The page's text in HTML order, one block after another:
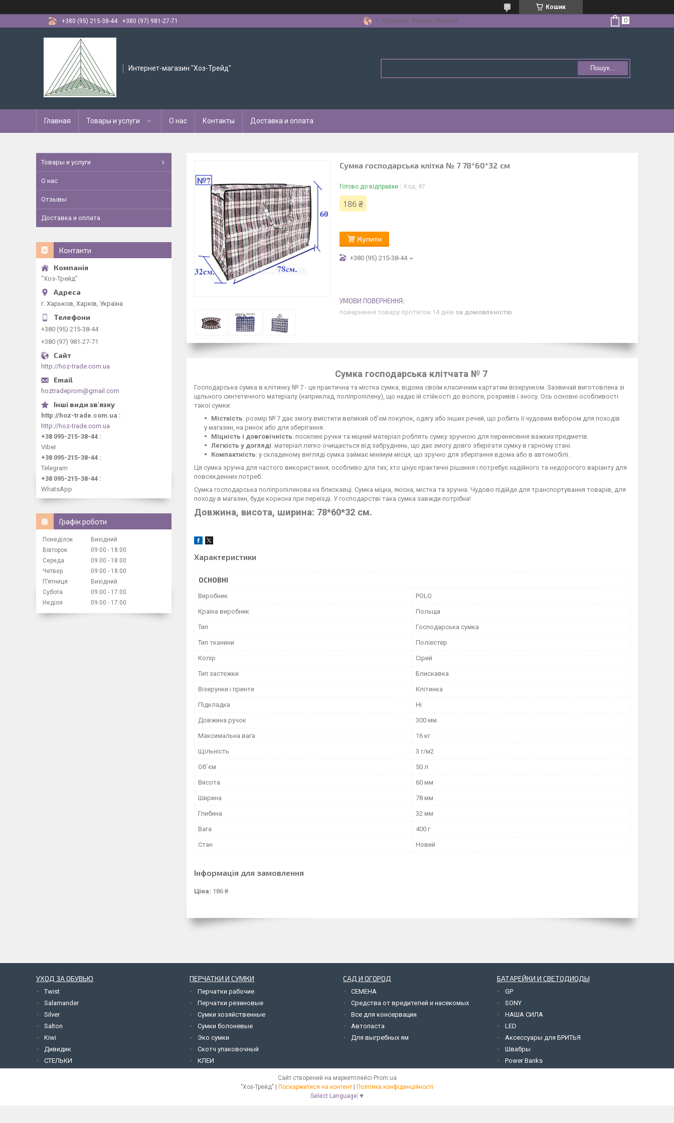
Кошик
+380 (95) 215-38-44
+380 (97) 981-27-71 г. Харьков, Харків, Україна
Интернет-магазин "Хоз-Трейд" Пошук...
Главная Товары и услуги О нас Контакты Доставка и оплата
Сумка господарська клітка № 7 78*60*32 см
Готово до відправки Код: #7
186 ₴
Купити
+380 (95) 215-38-44
повернення товару протягом 14 днів за домовленістю
Сумка господарська клітчата № 7
Господарська сумка в клітинку № 7 - це практична та містка сумка, відома своїм класичним картатим візерунком. Зазвичай виготовлена зі
щільного синтетичного матеріалу (наприклад, поліпропілену), що надає їй стійкості до вологи, розривів і зносу. Ось основні особливості
такої сумки:
Місткість: розмір № 7 дає змогу вмістити великий об'єм покупок, одягу або інших речей, що робить її чудовим вибором для походів
у магазин, на ринок або для зберігання.
Міцність і довговічність: посилені ручки та міцний матеріал роблять сумку зручною для перенесення важких предметів.
Легкість у догляді: матеріал легко очищається від забруднень, що дає змогу довго зберігати сумку в гарному стані.
Компактність: у складеному вигляді сумка займає мінімум місця, що зручно для зберігання вдома або в автомобілі.
Ця сумка зручна для частого використання, особливо для тих, хто цінує практичні рішення і потребує надійного та недорогого варіанту для
повсякденних потреб.
Сумка господарська поліпропіленова на блискавці. Сумка міцна, якісна, містка та зручна. Чудово підійде для транспортування товарів, для
походу в магазин, буде корисна при переїзді. У господарстві така сумка завжди потрібна!
Довжина, висота, ширина: 78*60*32 см.
Характеристики
ОСНОВНІ
Виробник POLO
Країна виробник Польща
Тип Господарська сумка
Тип тканини Поліестер
Колір Сірий
Тип застежки Блискавка
Візерунки і принти Клітинка
Підкладка Ні
Довжина ручок 300 мм
Максимальна вага 16 кг
Щільність 3 г/м2
Об`єм 50 л
Висота 60 мм
Ширина 78 мм
Глибина 32 мм
Вага 400 г
Стан Новий
Інформація для замовлення
Ціна: 186 ₴
Товары и услуги
О нас
Отзывы
Доставка и оплата
Контакти
"Хоз-Трейд"
г. Харьков, Харків, Україна
+380 (95) 215-38-44
+380 (97) 981-27-71
http://hoz-trade.com.ua
hoztradeprom@gmail.com
http://hoz-trade.com.ua
http://hoz-trade.com.ua
+38 095-215-38-44
Viber
+38 095-215-38-44
Telegram
+38 095-215-38-44
WhatsApp
Графік роботи
Понеділок
Вихідний
Вівторок
09:00
18:00
Середа
09:00
18:00
Четвер
09:00
18:00
Пʼятниця
Вихідний
Субота
09:00
17:00
Неділя
09:00 17:00
УХОД ЗА ОБУВЬЮ
Twist
Salamander
Silver
Salton
Kiwi
Дивидик
СТЕЛЬКИ
ПЕРЧАТКИ И СУМКИ
Перчатки рабочие
Перчатки резиновые
Сумки хозяйственные
Сумки болоневые
Эко сумки
Скотч упаковочный
КЛЕИ
САД И ОГОРОД
СЕМЕНА
Средства от вредителей и насекомых
Все для консервации
Автопаста
Для выгребных ям
БАТАРЕЙКИ И СВЕТОДИОДЫ
GP
SONY
НАША СИЛА
LED
Аксессуары для БРИТЬЯ
Швабры
Power Banks
Сайт створений на маркетплейсі Prom.ua
"Хоз-Трейд" | Поскаржитися на контент | Політика конфіденційності
Select Language ▼